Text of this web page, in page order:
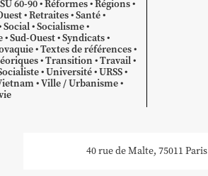
60-90 Réformes Régions
Retraites Santé
Social Socialisme
Sud-Ouest Syndicats
Textes de références
Transition Travail
Université URSS
Ville / Urbanisme
40 rue de Malte, 75011 Paris